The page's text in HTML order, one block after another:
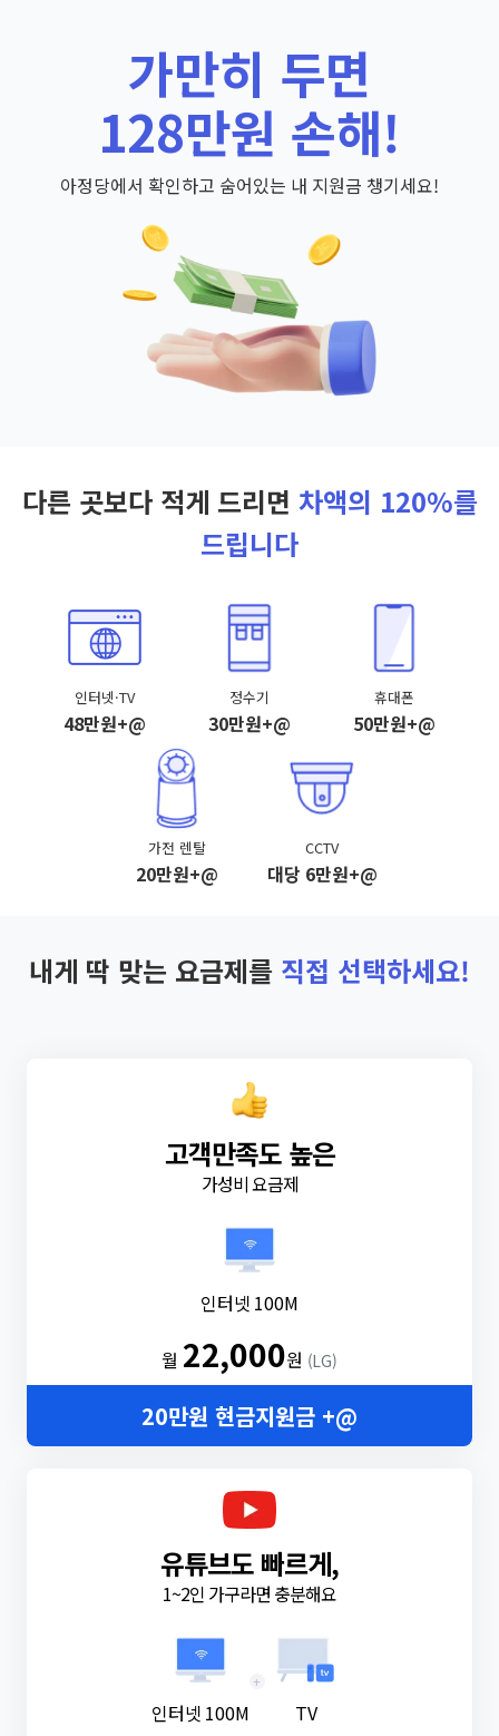
가만히 두면
128만원 손해!
아정당에서 확인하고 숨어있는 내 지원금 챙기세요!
다른 곳보다 적게 드리면 차액의 120%를
드립니다
인터넷·TV
48만원+@
정수기
30만원+@
휴대폰
50만원+@
가전 렌탈
20만원+@
CCTV
대당 6만원+@
내게 딱 맞는 요금제를 직접 선택하세요!
고객만족도 높은
가성비 요금제
인터넷 100M
월 22,000원 (LG)
20만원 현금지원금 +@
유튜브도 빠르게,
1~2인 가구라면 충분해요
인터넷 100M
+
TV